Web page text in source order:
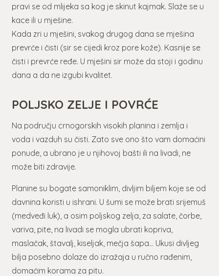
pravi se od mlijeka sa kog je skinut kajmak. Slaže se u
kace ili u mješine.
Kada zri u mješini, svakog drugog dana se mješina
prevrće i čisti (sir se cijedi kroz pore kože). Kasnije se
čisti i prevrće ređe. U mješini sir može da stoji i godinu
dana a da ne izgubi kvalitet.
POLJSKO ZELJE I POVRĆE
Na području crnogorskih visokih planina i zemlja i
voda i vazduh su čisti. Zato sve ono što vam domaćini
ponude, a ubrano je u njihovoj bašti ili na livadi, ne
može biti zdravije.
Planine su bogate samoniklim, divljim biljem koje se od
davnina koristi u ishrani. U šumi se može brati srijemuš
(medveđi luk), a osim poljskog zelja, za salate, čorbe,
variva, pite, na livadi se mogla ubrati kopriva,
maslačak, štavalj, kiseljak, mečja šapa… Ukusi divljeg
bilja posebno dolaze do izražaja u ručno rađenim,
domaćim korama za pitu.